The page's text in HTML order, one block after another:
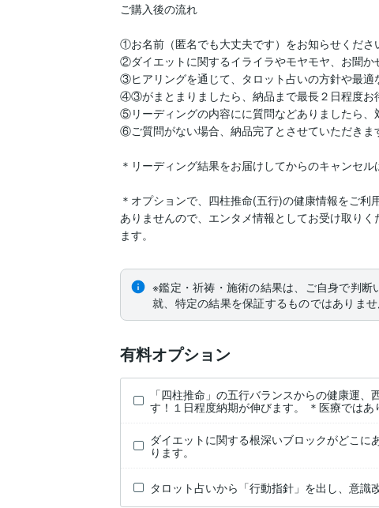
ご購入後の流れ
①お名前（匿名でも大丈夫です）をお知らせくださ
②ダイエットに関するイライラやモヤモヤ、お聞か
③ヒアリングを通じて、タロット占いの方針や最適
④③がまとまりましたら、納品まで最長２日程度お
⑤リーディングの内容にに質問などありましたら、
⑥ご質問がない場合、納品完了とさせていただきま
＊リーディング結果をお届けしてからのキャンセル
＊オプションで、四柱推命(五行)の健康情報をご
ありませんので、エンタメ情報としてお受け取り
ます。
※鑑定・祈祷・施術の結果は、ご自身で判
就、特定の結果を保証するものではありま
有料オプション
「四柱推命」の五行バランスからの健康運、
す！１日程度納期が伸びます。 ＊医療ではあ
ダイエットに関する根深いブロックがどこに
ります。
タロット占いから「行動指針」を出し、意識